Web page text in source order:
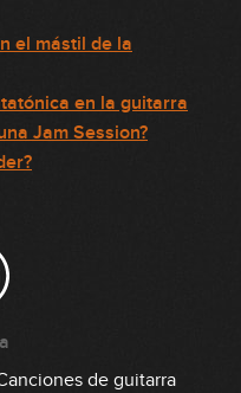
el mástil de la
en la guitarra
Jam Session?
de guitarra